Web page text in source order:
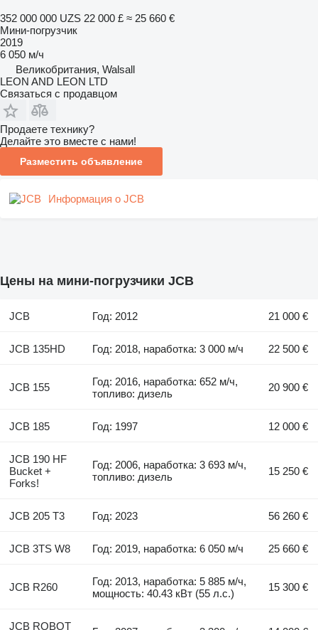
352 000 000 UZS 22 000 £ ≈ 25 660 €
Мини-погрузчик
2019
6 050 м/ч
Великобритания, Walsall
LEON AND LEON LTD
Связаться с продавцом
Продаете технику?
Делайте это вместе с нами!
Разместить объявление
Информация о JCB
Цены на мини-погрузчики JCB
JCB Год: 2012 21 000 €
JCB 135HD Год: 2018, наработка: 3 000 м/ч 22 500 €
JCB 155
Год: 2016, наработка: 652 м/ч,
топливо: дизель
20 900 €
JCB 185 Год: 1997 12 000 €
JCB 190 HF
Bucket +
Forks!
Год: 2006, наработка: 3 693 м/ч,
топливо: дизель
15 250 €
JCB 205 T3 Год: 2023 56 260 €
JCB 3TS W8 Год: 2019, наработка: 6 050 м/ч 25 660 €
JCB R260
Год: 2013, наработка: 5 885 м/ч,
мощность: 40.43 кВт (55 л.с.)
15 300 €
JCB ROBOT